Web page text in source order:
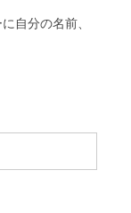
自分の名前、